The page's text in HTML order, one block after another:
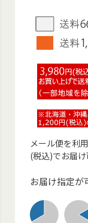
メール便を利
(税込)でお届け
お届け指定が